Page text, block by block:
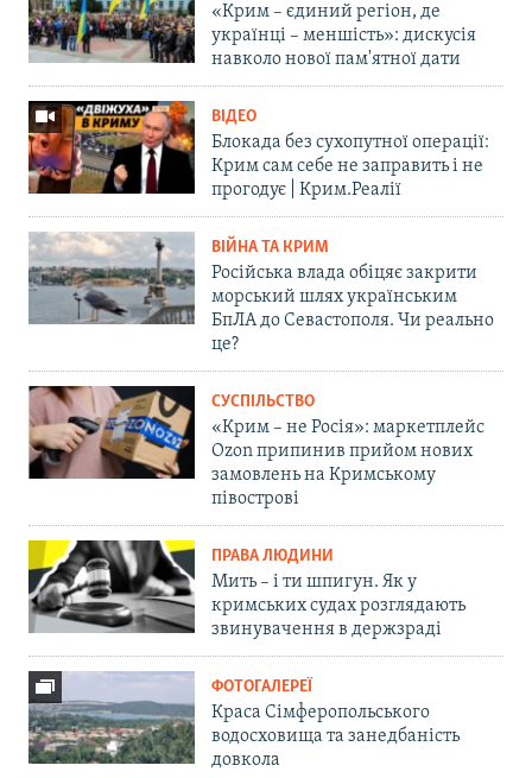
«Крим – єдиний регіон, де
українці – меншість»: дискусія
навколо нової пам'ятної дати
ВІДЕО
Блокада без сухопутної операції:
Крим сам себе не заправить і не
прогодує | Крим.Реалії
ВІЙНА ТА КРИМ
Російська влада обіцяє закрити
морський шлях українським
БпЛА до Севастополя. Чи реально
це?
СУСПІЛЬСТВО
«Крим – не Росія»: маркетплейс
Ozon припинив прийом нових
замовлень на Кримському
півострові
ПРАВА ЛЮДИНИ
Мить – і ти шпигун. Як у
кримських судах розглядають
звинувачення в держзраді
ФОТОГАЛЕРЕЇ
Краса Сімферопольського
водосховища та занедбаність
довкола